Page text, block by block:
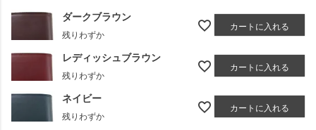
ダークブラウン
残りわずか
カートに入れる
レディッシュブラウン
残りわずか
カートに入れる
ネイビー
残りわずか
カートに入れる